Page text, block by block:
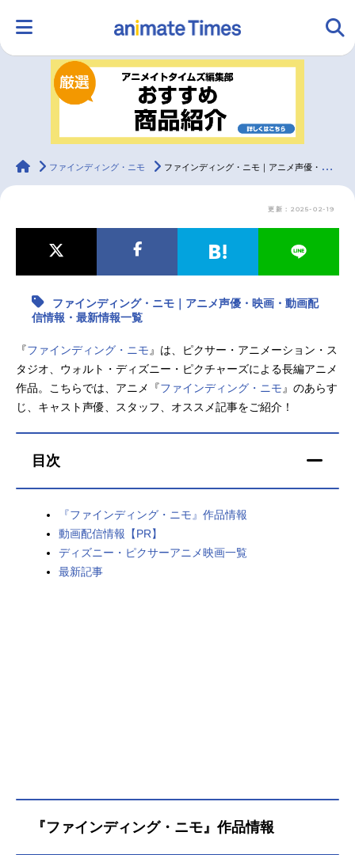
ランキング アニメ
ラジオ
最新記事一覧
アニメ記事一覧 声優記事一覧
アニメ映画一覧 実写化映画一覧
今期アニメ曜日別一覧
男性声優/女性声優一覧
FOLLOW US
animateTimes
ファインディング・ニモ ファインディング・ニモ｜アニメ声優・映画・動画配信情報・最新情報一覧
更新：2025-02-19
ファインディング・ニモ｜アニメ声優・映画・動画配
信情報・最新情報一覧
『ファインディング・ニモ 』は、ピクサー・アニメーション・ス
タジオ、ウォルト・ディズニー・ピクチャーズによる長編アニメ
作品。こちらでは、アニメ『ファインディング・ニモ 』のあらす
じ、キャスト声優、スタッフ、オススメ記事をご紹介！
目次
『ファインディング・ニモ』作品情報
動画配信情報【PR】
ディズニー・ピクサーアニメ映画一覧
最新記事
『ファインディング・ニモ』作品情報